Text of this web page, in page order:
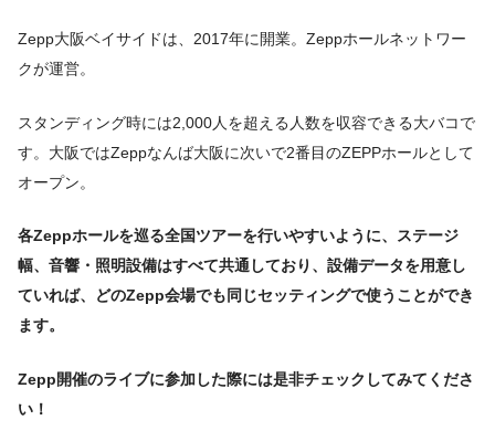
Zepp大阪ベイサイドは、2017年に開業。Zeppホールネットワー
クが運営。
スタンディング時には2,000人を超える人数を収容できる大バコで
す。大阪ではZeppなんば大阪に次いで2番目のZEPPホールとして
オープン。
各Zeppホールを巡る全国ツアーを行いやすいように、ステージ
幅、音響・照明設備はすべて共通しており、 設備データを用意し
ていれば、どのZepp会場でも同じセッティングで使うことができ
ます。
Zepp開催のライブに参加した際には是非チェックしてみてくださ
い！